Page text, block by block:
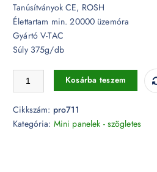
Tanúsítványok CE, ROSH
Élettartam min. 20000 üzemóra
Gyártó V-TAC
Súly 375g/db
12W Négyszög Samsung chip
Kosárba teszem
Cikkszám: pro711
Kategória: Mini panelek - szögletes